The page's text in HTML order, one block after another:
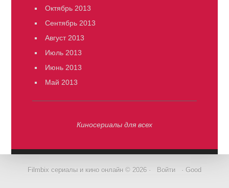
Октябрь 2013
Сентябрь 2013
Август 2013
Июль 2013
Июнь 2013
Май 2013
Киносериалы для всех
Filmbix сериалы и кино онлайн © 2026 · Войти · Good